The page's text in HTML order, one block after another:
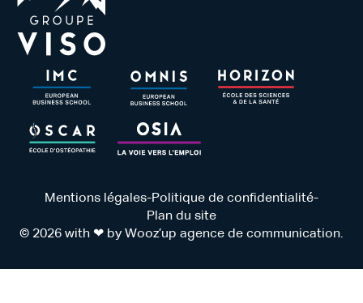
Mentions légales-Politique de confidentialité-
Plan du site
© 2026 with ❤ by Wooz’up agence de communication.